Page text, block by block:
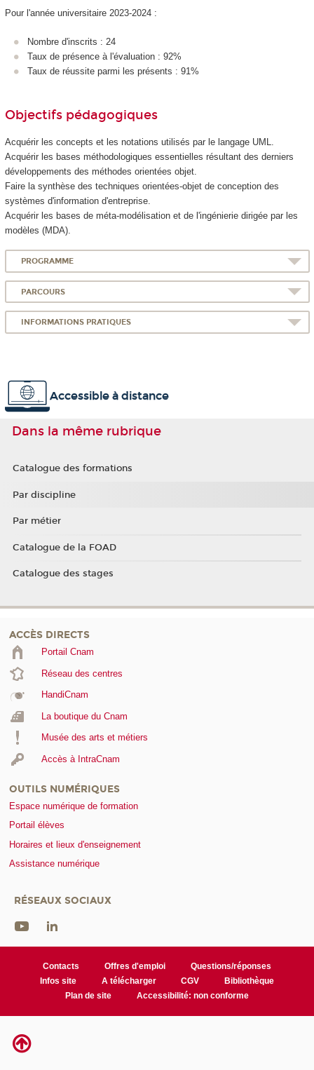
Pour l'année universitaire 2023-2024 :
Nombre d'inscrits : 24
Taux de présence à l'évaluation : 92%
Taux de réussite parmi les présents : 91%
Objectifs pédagogiques
Acquérir les concepts et les notations utilisés par le langage UML.
Acquérir les bases méthodologiques essentielles résultant des derniers
développements des méthodes orientées objet.
Faire la synthèse des techniques orientées-objet de conception des
systèmes d'information d'entreprise.
Acquérir les bases de méta-modélisation et de l'ingénierie dirigée par les
modèles (MDA).
PROGRAMME
PARCOURS
INFORMATIONS PRATIQUES
Accessible à distance
Dans la même rubrique
Catalogue des formations
Par discipline
Par métier
Catalogue de la FOAD
Catalogue des stages
ACCÈS DIRECTS
Portail Cnam
Réseau des centres
HandiCnam
La boutique du Cnam
Musée des arts et métiers
Accès à IntraCnam
OUTILS NUMÉRIQUES
Espace numérique de formation
Portail élèves
Horaires et lieux d'enseignement
Assistance numérique
RÉSEAUX SOCIAUX
Contacts Offres d'emploi
Questions/réponses
Infos site
A télécharger CGV
Bibliothèque
Plan de site
Accessibilité: non conforme